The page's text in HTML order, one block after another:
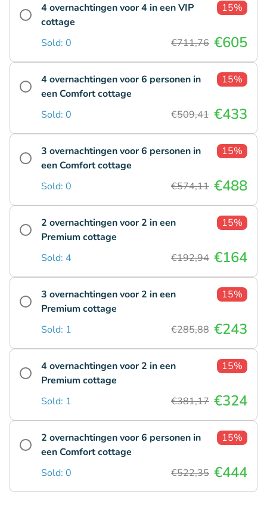
4 overnachtingen voor 4 in een VIP
cottage
15%
Sold: 0 €711,76 €605
4 overnachtingen voor 6 personen in
een Comfort cottage
15%
Sold: 0 €509,41 €433
3 overnachtingen voor 6 personen in
een Comfort cottage
15%
Sold: 0 €574,11 €488
2 overnachtingen voor 2 in een
Premium cottage
15%
Sold: 4 €192,94 €164
3 overnachtingen voor 2 in een
Premium cottage
15%
Sold: 1 €285,88 €243
4 overnachtingen voor 2 in een
Premium cottage
15%
Sold: 1 €381,17 €324
2 overnachtingen voor 6 personen in
een Comfort cottage
15%
Sold: 0 €522,35 €444